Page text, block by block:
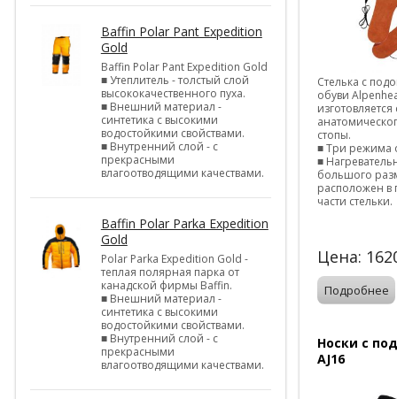
Baffin Polar Pant Expedition
Gold
Baffin Polar Pant Expedition Gold
■ Утеплитель - толстый слой
высококачественного пуха.
■ Внешний материал -
синтетика с высокими
водостойкими свойствами.
■ Внутренний слой - с
прекрасными
влагоотводящими качествами.
Baffin Polar Parka Expedition
Gold
Polar Parka Expedition Gold -
теплая полярная парка от
канадской фирмы Baffin.
■ Внешний материал -
синтетика с высокими
водостойкими свойствами.
■ Внутренний слой - с
прекрасными
влагоотводящими качествами.
Стелька с
обуви
изготовляется
стопы.
■ Три режима
■
большого
расположен в
части стельки.
Цена:
Подробнее
Носки с
AJ16